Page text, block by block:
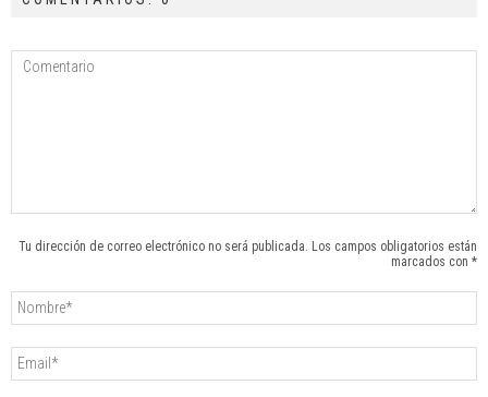
Tu dirección de correo electrónico no será publicada. Los campos obligatorios están
marcados con *